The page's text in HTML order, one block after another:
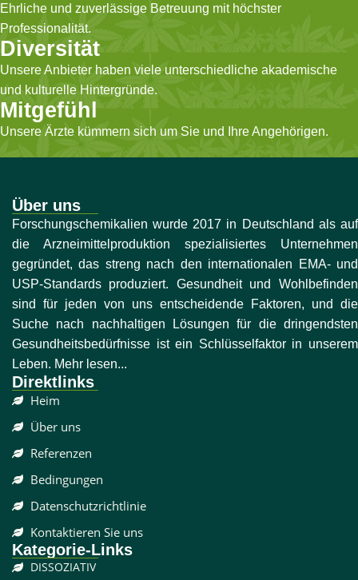
Ehrliche und zuverlässige Betreuung mit höchster
Professionalität.
Diversität
Unsere Anbieter haben viele unterschiedliche akademische
und kulturelle Hintergründe.
Mitgefühl
Unsere Ärzte kümmern sich um Sie und Ihre Angehörigen.
Über uns
Forschungschemikalien wurde 2017 in Deutschland als auf
die Arzneimittelproduktion spezialisiertes Unternehmen
gegründet, das streng nach den internationalen EMA- und
USP-Standards produziert. Gesundheit und Wohlbefinden
sind für jeden von uns entscheidende Faktoren, und die
Suche nach nachhaltigen Lösungen für die dringendsten
Gesundheitsbedürfnisse ist ein Schlüsselfaktor in unserem
Leben. Mehr lesen...
Direktlinks
Heim
Über uns
Referenzen
Bedingungen
Datenschutzrichtlinie
Kontaktieren Sie uns
Kategorie-Links
DISSOZIATIV